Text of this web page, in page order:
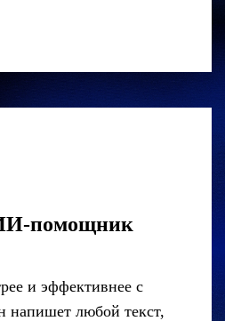
и эффективнее с
напишет любой текст,